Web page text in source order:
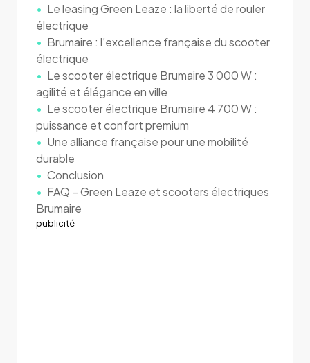
Le leasing Green Leaze : la liberté de rouler
électrique
Brumaire : l’excellence française du scooter
électrique
Le scooter électrique Brumaire 3 000 W :
agilité et élégance en ville
Le scooter électrique Brumaire 4 700 W :
puissance et confort premium
Une alliance française pour une mobilité
durable
Conclusion
FAQ – Green Leaze et scooters électriques
Brumaire
publicité